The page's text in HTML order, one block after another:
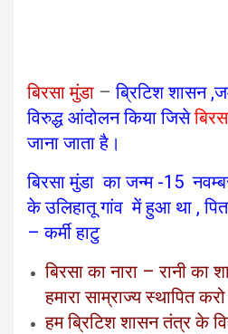
बिरसा मुंडा –ब्रिटिश शासन
विरुद्ध आंदोलन किया जिसे
जाना जाता है।
बिरसा मुंडा का जन्म -15
के उलिहातू गांव में हुआ था ,
– कर्मी हाटु
बिरसा का नारा – रानी
हमारा साम्राज्य स्थापित
हम ब्रिटिश शासन तंत्र के